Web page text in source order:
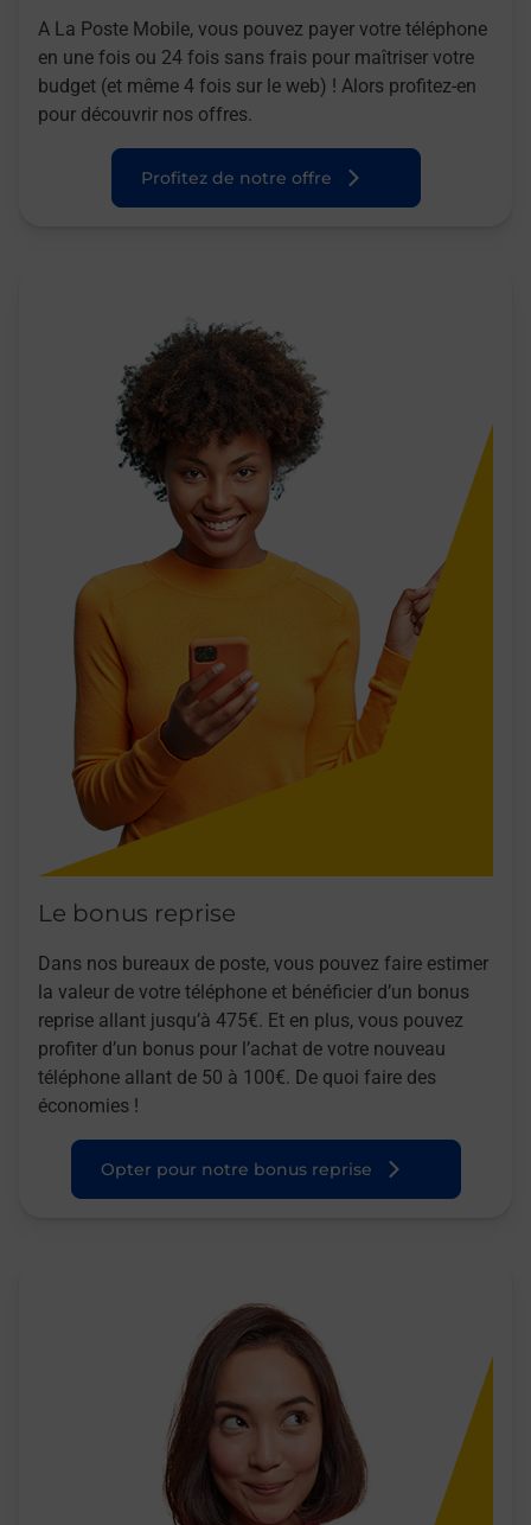
A La Poste Mobile, vous pouvez payer votre téléphone
en une fois ou 24 fois sans frais pour maîtriser votre
budget (et même 4 fois sur le web) ! Alors profitez-en
pour découvrir nos offres.
Profitez de notre offre
Le bonus reprise
Dans nos bureaux de poste, vous pouvez faire estimer
la valeur de votre téléphone et bénéficier d’un bonus
reprise allant jusqu’à 475€. Et en plus, vous pouvez
profiter d’un bonus pour l’achat de votre nouveau
téléphone allant de 50 à 100€. De quoi faire des
économies !
Opter pour notre bonus reprise